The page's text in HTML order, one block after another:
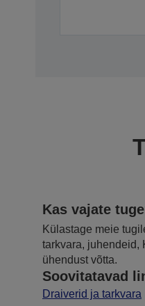
Kas vajate
Külastage meie
tarkvara, juhendeid,
ühendust võtta.
Soovitatavad
Draiverid ja tarkvara